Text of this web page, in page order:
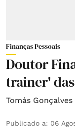
Finanças Pessoais
Doutor
trainer'
Tomás
Publicado a: 06